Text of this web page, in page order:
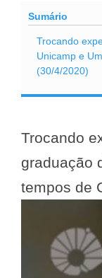
Sumário
Trocando
Unicamp e
(30/4/2020)
Trocando
graduação
tempos de